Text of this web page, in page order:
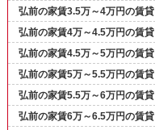
弘前の家賃3.5万～4万円の賃貸
弘前の家賃4万～4.5万円の賃貸
弘前の家賃4.5万～5万円の賃貸
弘前の家賃5万～5.5万円の賃貸
弘前の家賃5.5万～6万円の賃貸
弘前の家賃6万～6.5万円の賃貸